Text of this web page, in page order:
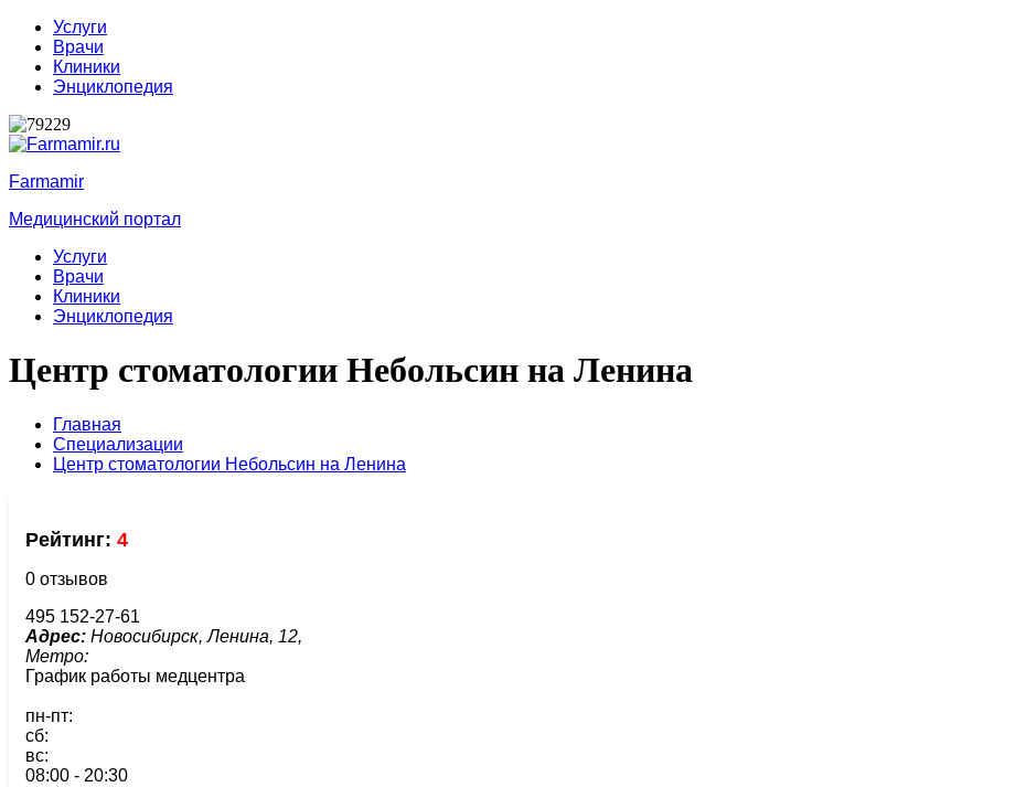
Услуги
Врачи
Клиники
Энциклопедия
Farmamir
Медицинский портал
Услуги
Врачи
Клиники
Энциклопедия
Центр стоматологии Небольсин на Ленина
Главная
Специализации
Центр стоматологии Небольсин на Ленина
Рейтинг: 4
0 отзывов
495 152-27-61
Адрес: Новосибирск, Ленина, 12,
Метро:
График работы медцентра
пн-пт:
сб:
вс:
08:00 - 20:30